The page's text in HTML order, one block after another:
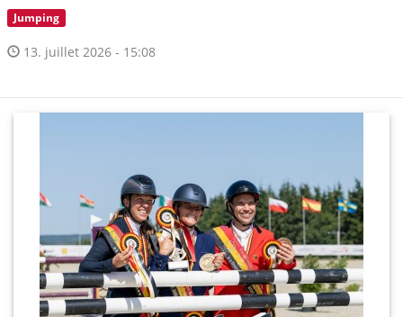
Jumping
13. juillet 2026 - 15:08